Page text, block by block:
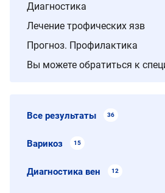
Диагностика
Лечение трофических язв
Прогноз. Профилактика
Вы можете обратиться к
Все результаты 36
Варикоз 15
Диагностика вен 12